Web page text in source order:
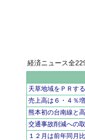
経済ニュース全
天草地域をＰＲす
売上高は６・４％
熊本初の台南線と
交通事故削減への
１２月は前年同月